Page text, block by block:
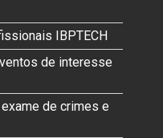
IBPTECH
de interesse
de crimes e